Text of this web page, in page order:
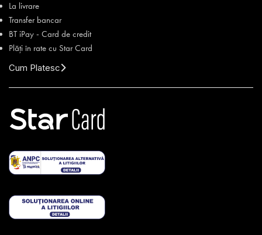
La livrare
Transfer bancar
BT iPay - Card de credit
Plăți în rate cu Star Card
Cum Platesc